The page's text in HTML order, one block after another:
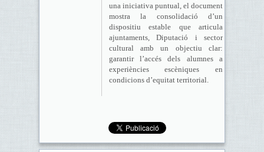
una iniciativa puntual, el document
mostra la consolidació d’un
dispositiu estable que articula
ajuntaments, Diputació i sector
cultural amb un objectiu clar:
garantir l’accés dels alumnes a
experiències escèniques en
condicions d’equitat territorial.